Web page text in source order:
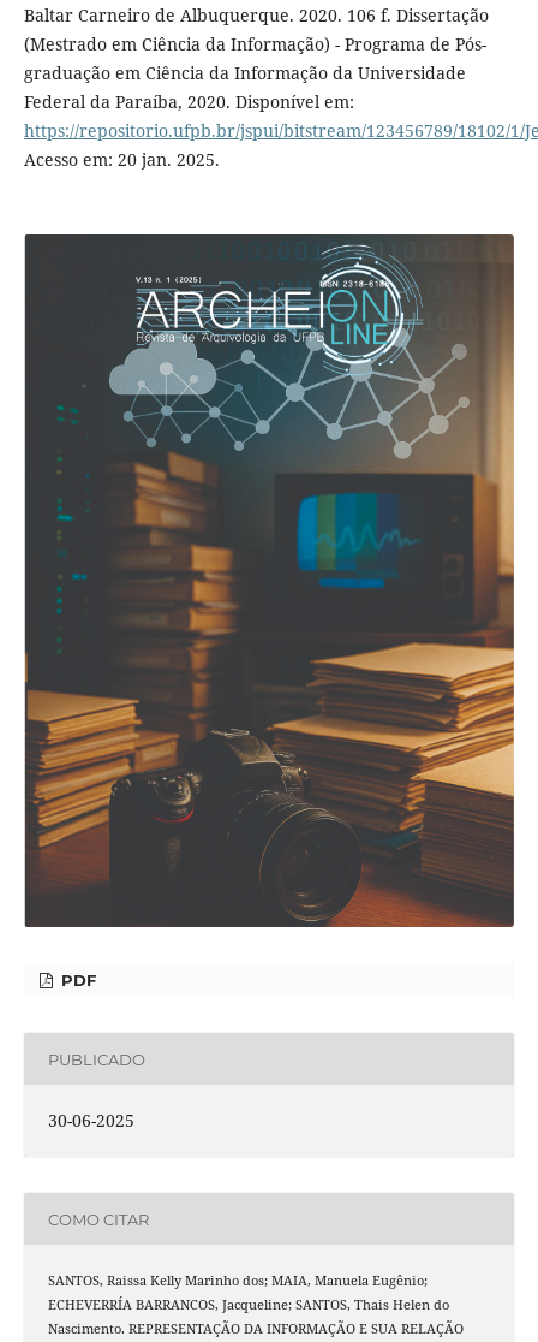
Baltar Carneiro de Albuquerque. 2020. 106 f. Dissertação
(Mestrado em Ciência da Informação) - Programa de Pós-
graduação em Ciência da Informação da Universidade
Federal da Paraíba, 2020. Disponível em:
https://repositorio.ufpb.br/jspui/bitstream/123456789/18102/1/
Acesso em: 20 jan. 2025.
PDF
PUBLICADO
30-06-2025
COMO CITAR
SANTOS, Raissa Kelly Marinho dos; MAIA, Manuela Eugênio;
ECHEVERRÍA BARRANCOS, Jacqueline; SANTOS, Thais Helen do
Nascimento. REPRESENTAÇÃO DA INFORMAÇÃO E SUA RELAÇÃO